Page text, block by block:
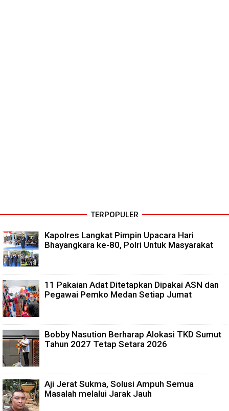
TERPOPULER
Kapolres Langkat Pimpin Upacara Hari
Bhayangkara ke-80, Polri Untuk Masyarakat
11 Pakaian Adat Ditetapkan Dipakai ASN dan
Pegawai Pemko Medan Setiap Jumat
Bobby Nasution Berharap Alokasi TKD Sumut
Tahun 2027 Tetap Setara 2026
Aji Jerat Sukma, Solusi Ampuh Semua
Masalah melalui Jarak Jauh